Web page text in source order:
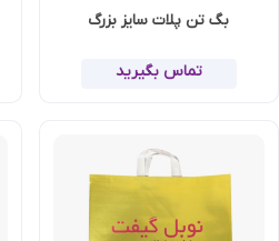
بگ تن پلات سایز بزرگ
تماس بگیرید